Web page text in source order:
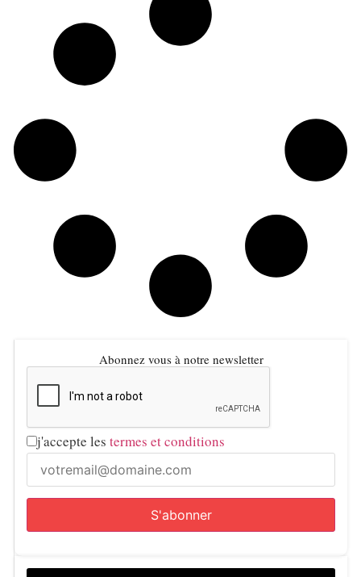
Abonnez vous à notre newsletter
j'accepte les termes et conditions